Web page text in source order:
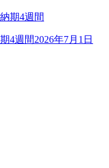
4週間2026年7月1日